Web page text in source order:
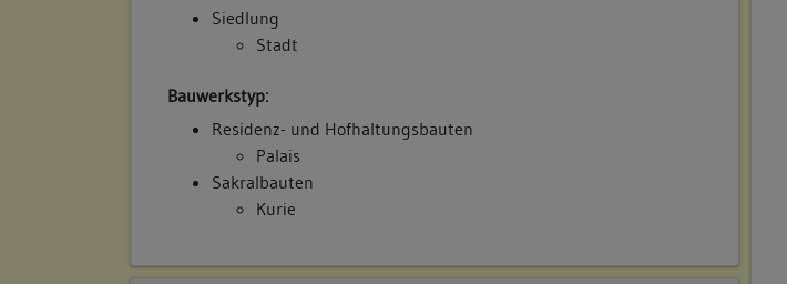
Siedlung
Stadt
Bauwerkstyp:
Residenz- und Hofhaltungsbauten
Palais
Sakralbauten
Kurie